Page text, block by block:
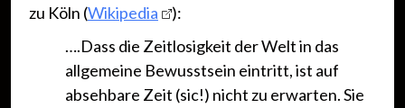
zu Köln (Wikipedia
):
….Dass die Zeitlosigkeit der Welt in das
allgemeine Bewusstsein eintritt, ist auf
absehbare Zeit (sic!) nicht zu erwarten. Sie